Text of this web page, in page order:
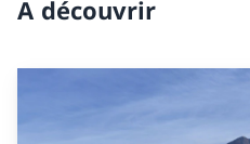
A découvrir